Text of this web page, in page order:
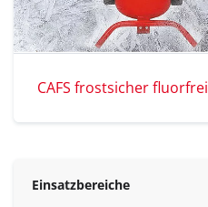
CAFS frostsicher fluorfrei
Einsatzbereiche